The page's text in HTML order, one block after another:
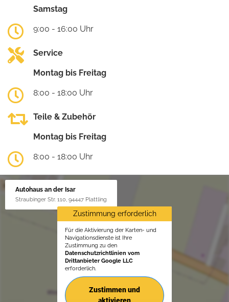
Samstag
9:00 - 16:00 Uhr
Service
Montag bis Freitag
8:00 - 18:00 Uhr
Teile & Zubehör
Montag bis Freitag
8:00 - 18:00 Uhr
Autohaus an der Isar
Straubinger Str. 110, 94447 Plattling
Zustimmung erforderlich
Für die Aktivierung der Karten- und
Navigationsdienste ist Ihre
Zustimmung zu den
Datenschutzrichtlinien vom
Drittanbieter Google LLC
erforderlich.
Zustimmen und